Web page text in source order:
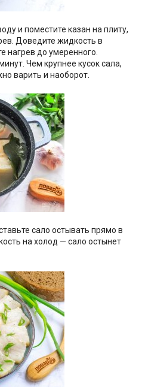
и поместите казан на плиту,
Доведите жидкость в
нагрев до умеренного.
Чем крупнее кусок сала,
варить и наоборот.
сало остывать прямо в
на холод — сало остынет